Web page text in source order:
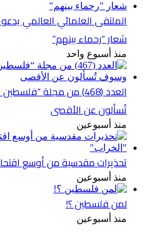
الملتقى العلمائي العالمي
شعار “رحماء بينهم”
منذ أسبوع واحد
العدد (468) من مجلة
تُسألون عن الأقصى
منذ أسبوعين
تحذيرات مقدسية من أوسع
منذ أسبوعين
لمن فلسطين ؟!
منذ أسبوعين